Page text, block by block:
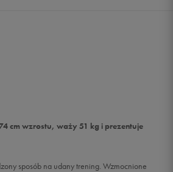
cm wzrostu, waży 51 kg i prezentuje
sposób na udany trening. Wzmocnione